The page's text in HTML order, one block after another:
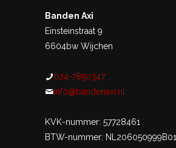
Banden Axi
Einsteinstraat 9
6604bw Wijchen
024-7850347
info@bandenaxi.nl
KVK-nummer: 57728461
BTW-nummer: NL206050999B01